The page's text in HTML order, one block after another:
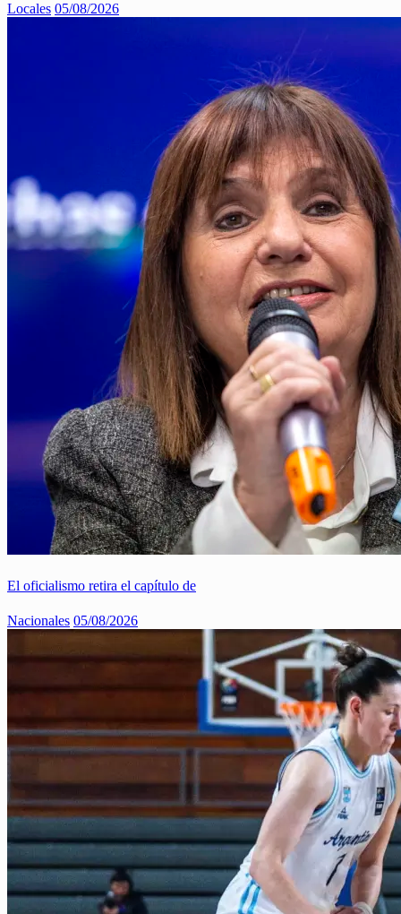
Locales 05/08/2026
El oficialismo retira el capítulo de
Nacionales 05/08/2026